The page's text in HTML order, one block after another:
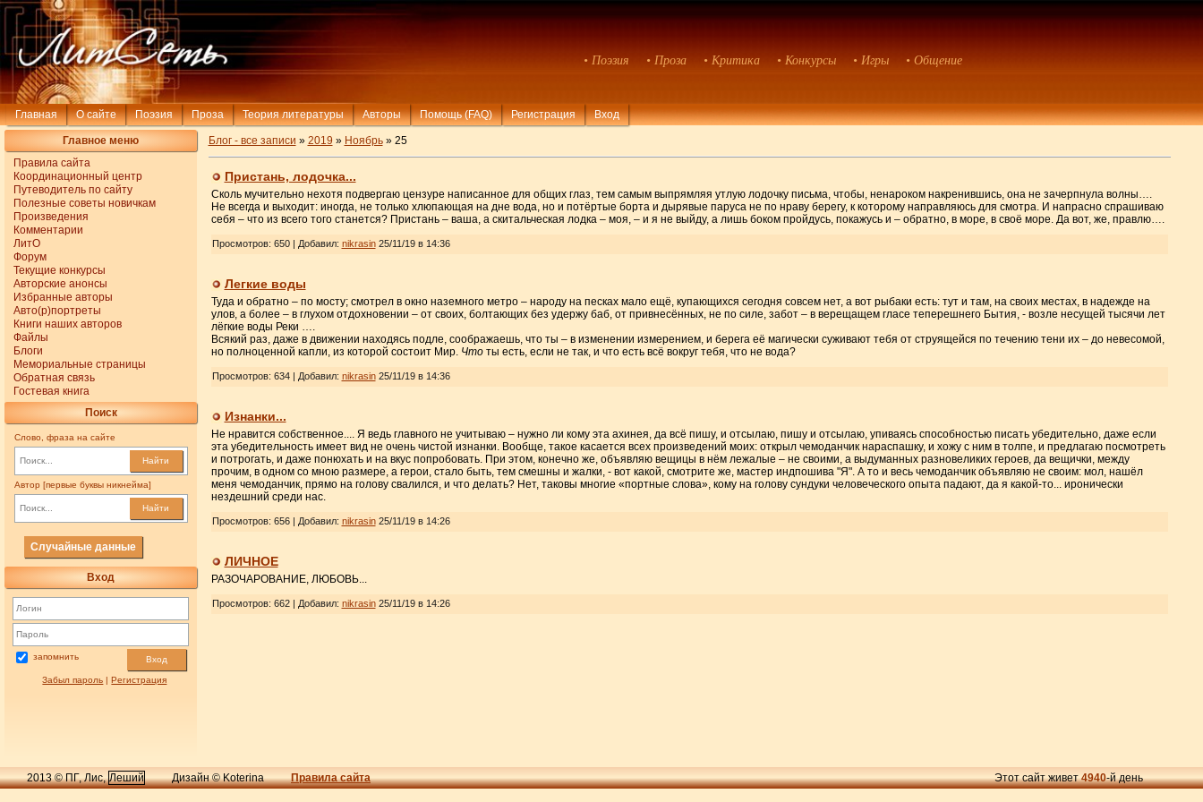
• Поэзия • Проза • Критика • Конкурсы • Игры • Общение
Главная О сайте Поэзия Проза Теория литературы Авторы Помощь (FAQ) Регистрация Вход
Главное меню
Правила сайта
Координационный центр
Путеводитель по сайту
Полезные советы новичкам
Произведения
Комментарии
ЛитО
Форум
Текущие конкурсы
Авторские анонсы
Избранные авторы
Авто(р)портреты
Книги наших авторов
Файлы
Блоги
Мемориальные страницы
Обратная связь
Гостевая книга
Поиск
Слово, фраза на сайте
Найти
Автор [первые буквы никнейма]
Найти
Случайные данные
Вход
запомнить Вход
Забыл пароль |Регистрация
Блог - все записи » 2019 » Ноябрь » 25
Пристань, лодочка...
Сколь мучительно нехотя подвергаю цензуре написанное для общих глаз, тем самым выпрямляя утлую лодочку письма, чтобы, ненароком накренившись, она не зачерпнула волны….
Не всегда и выходит: иногда, не только хлюпающая на дне вода, но и потёртые борта и дырявые паруса не по нраву берегу, к которому направляюсь для смотра. И напрасно спрашиваю
себя – что из всего того станется? Пристань – ваша, а скитальческая лодка – моя, – и я не выйду, а лишь боком пройдусь, покажусь и – обратно, в море, в своё море. Да вот, же, правлю….
Просмотров: 650 | Добавил: nikrasin25/11/19 в 14:36
Легкие воды
Туда и обратно – по мосту; смотрел в окно наземного метро – народу на песках мало ещё, купающихся сегодня совсем нет, а вот рыбаки есть: тут и там, на своих местах, в надежде на
улов, а более – в глухом отдохновении – от своих, болтающих без удержу баб, от привнесённых, не по силе, забот – в верещащем гласе теперешнего Бытия, - возле несущей тысячи лет
лёгкие воды Реки ….
Всякий раз, даже в движении находясь подле, соображаешь, что ты – в изменении измерением, и берега её магически суживают тебя от струящейся по течению тени их – до невесомой,
но полноценной капли, из которой состоит Мир. Что ты есть, если не так, и что есть всё вокруг тебя, что не вода?
Просмотров: 634 | Добавил: nikrasin25/11/19 в 14:36
Изнанки...
Не нравится собственное.... Я ведь главного не учитываю – нужно ли кому эта ахинея, да всё пишу, и отсылаю, пишу и отсылаю, упиваясь способностью писать убедительно, даже если
эта убедительность имеет вид не очень чистой изнанки. Вообще, такое касается всех произведений моих: открыл чемоданчик нараспашку, и хожу с ним в толпе, и предлагаю посмотреть
и потрогать, и даже понюхать и на вкус попробовать. При этом, конечно же, объявляю вещицы в нём лежалые – не своими, а выдуманных разновеликих героев, да вещички, между
прочим, в одном со мною размере, а герои, стало быть, тем смешны и жалки, - вот какой, смотрите же, мастер индпошива "Я". А то и весь чемоданчик объявляю не своим: мол, нашёл
меня чемоданчик, прямо на голову свалился, и что делать? Нет, таковы многие «портные слова», кому на голову сундуки человеческого опыта падают, да я какой-то... иронически
нездешний среди нас.
Просмотров: 656 | Добавил: nikrasin25/11/19 в 14:26
ЛИЧНОЕ
РАЗОЧАРОВАНИЕ, ЛЮБОВЬ...
Просмотров: 662 | Добавил: nikrasin25/11/19 в 14:26
2013 © ПГ, Лис,Леший Дизайн © Koterina Правила сайта Этот сайт живет4940-й день